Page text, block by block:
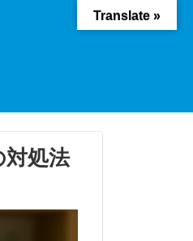
処法
Translate »